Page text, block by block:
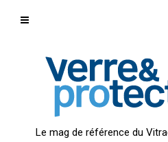
Le mag de référence du